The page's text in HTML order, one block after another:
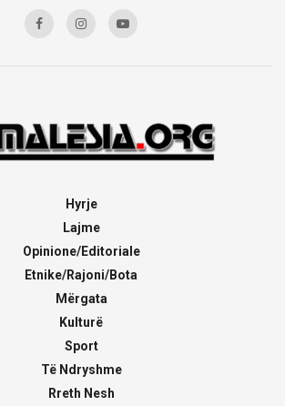
Hyrje
Lajme
Opinione/Editoriale
Etnike/Rajoni/Bota
Mërgata
Kulturë
Sport
Të Ndryshme
Rreth Nesh